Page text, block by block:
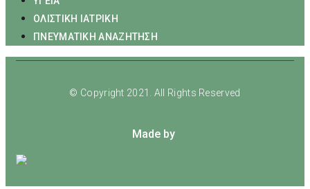
ΟΛΙΣΤΙΚΗ ΙΑΤΡΙΚΗ
ΠΝΕΥΜΑΤΙΚΗ ΑΝΑΖΗΤΗΣΗ
© Copyright 2021. All Rights Reserved
Made by